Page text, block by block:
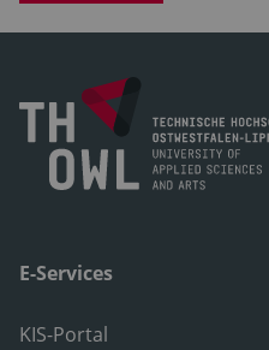
E-Services
KIS-Portal